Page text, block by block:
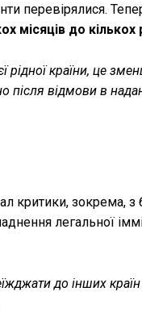
перевірялися.
місяців до кількох
рідної країни, це
після відмови в
зокрема, з
легальної
до інших